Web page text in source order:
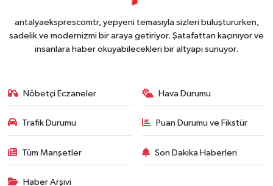
antalyaeksprescomtr, yepyeni temasıyla sizleri buluştururken,
sadelik ve modernizmi bir araya getiriyor. Şatafattan kaçınıyor ve
insanlara haber okuyabilecekleri bir altyapı sunuyor.
Nöbetçi Eczaneler Hava Durumu
Trafik Durumu Puan Durumu ve Fikstür
Tüm Manşetler Son Dakika Haberleri
Haber Arşivi